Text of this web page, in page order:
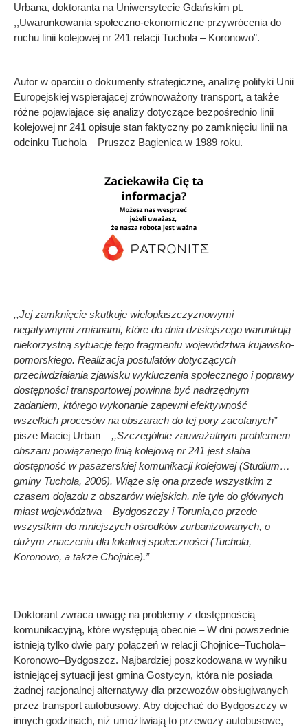
Urbana, doktoranta na Uniwersytecie Gdańskim pt.
,,Uwarunkowania społeczno-ekonomiczne przywrócenia do
ruchu linii kolejowej nr 241 relacji Tuchola – Koronowo”.
Autor w oparciu o dokumenty strategiczne, analizę polityki Unii
Europejskiej wspierającej zrównoważony transport, a także
różne pojawiające się analizy dotyczące bezpośrednio linii
kolejowej nr 241 opisuje stan faktyczny po zamknięciu linii na
odcinku Tuchola – Pruszcz Bagienica w 1989 roku.
,,Jej zamknięcie skutkuje wielopłaszczyznowymi
negatywnymi zmianami, które do dnia dzisiejszego warunkują
niekorzystną sytuację tego fragmentu województwa kujawsko-
pomorskiego. Realizacja postulatów dotyczących
przeciwdziałania zjawisku wykluczenia społecznego i poprawy
dostępności transportowej powinna być nadrzędnym
zadaniem, którego wykonanie zapewni efektywność
wszelkich procesów na obszarach do tej pory zacofanych” –
pisze Maciej Urban – ,,Szczególnie zauważalnym problemem
obszaru powiązanego linią kolejową nr 241 jest słaba
dostępność w pasażerskiej komunikacji kolejowej (Studium…
gminy Tuchola, 2006). Wiąże się ona przede wszystkim z
czasem dojazdu z obszarów wiejskich, nie tyle do głównych
miast województwa – Bydgoszczy i Torunia,co przede
wszystkim do mniejszych ośrodków zurbanizowanych, o
dużym znaczeniu dla lokalnej społeczności (Tuchola,
Koronowo, a także Chojnice).”
Doktorant zwraca uwagę na problemy z dostępnością
komunikacyjną, które występują obecnie – W dni powszednie
istnieją tylko dwie pary połączeń w relacji Chojnice–Tuchola–
Koronowo–Bydgoszcz. Najbardziej poszkodowana w wyniku
istniejącej sytuacji jest gmina Gostycyn, która nie posiada
żadnej racjonalnej alternatywy dla przewozów obsługiwanych
przez transport autobusowy. Aby dojechać do Bydgoszczy w
innych godzinach, niż umożliwiają to przewozy autobusowe,